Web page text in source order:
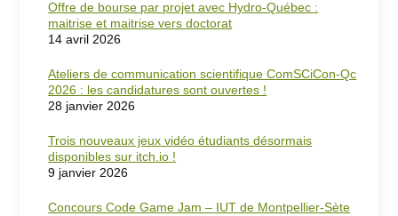
Offre de bourse par projet avec Hydro-Québec :
maitrise et maitrise vers doctorat
14 avril 2026
Ateliers de communication scientifique ComSCiCon-Qc
2026 : les candidatures sont ouvertes !
28 janvier 2026
Trois nouveaux jeux vidéo étudiants désormais
disponibles sur itch.io !
9 janvier 2026
Concours Code Game Jam – IUT de Montpellier-Sète